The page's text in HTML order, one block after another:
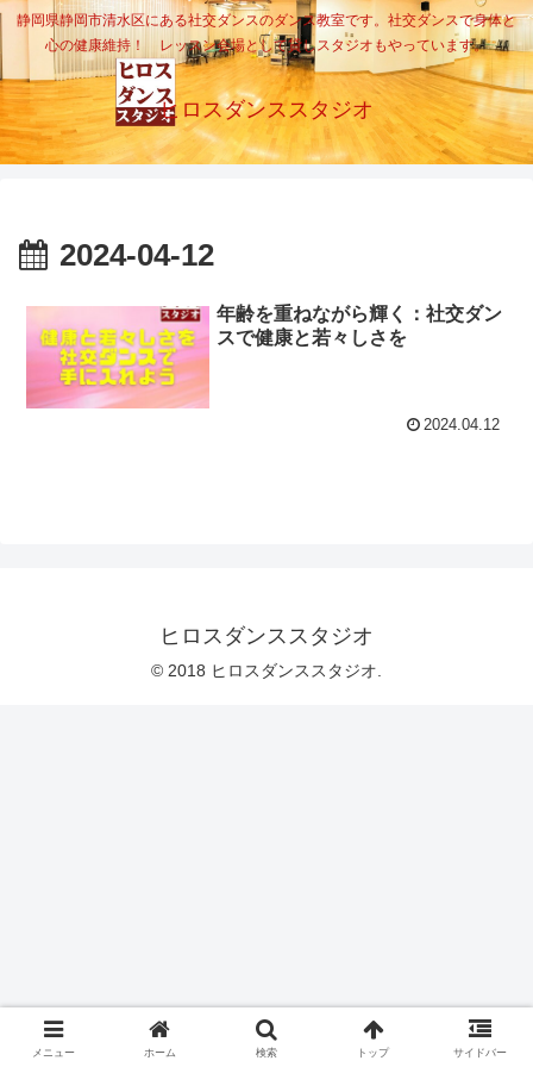
静岡県静岡市清水区にある社交ダンスのダンス教室です。社交ダンスで身体と
心の健康維持！ レッスン会場として貸しスタジオもやっています。
ヒロスダンススタジオ
2024-04-12
年齢を重ねながら輝く：社交ダン
スで健康と若々しさを
2024.04.12
ヒロスダンススタジオ
© 2018 ヒロスダンススタジオ.
メニュー ホーム 検索 トップ サイドバー